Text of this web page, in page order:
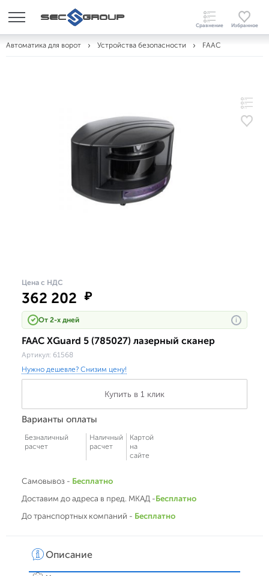
Автоматика для ворот Устройства безопасности FAAC
Цена с НДС
362 202 ₽
От 2-х дней i
FAAC XGuard 5 (785027) лазерный сканер
Артикул: 61568
Нужно дешевле? Снизим цену!
Купить в 1 клик
Варианты оплаты
Безналичный
расчет
Наличный
расчет
Картой
на
сайте
Самовывоз - Бесплатно
Доставим до адреса в пред. МКАД -Бесплатно
До транспортных компаний - Бесплатно
Описание